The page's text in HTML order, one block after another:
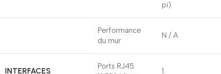
pi)
Performance
du mur
N / A
INTERFACES
Ports RJ45
1